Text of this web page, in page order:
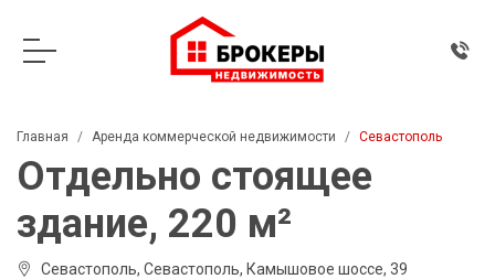
Главная Аренда коммерческой недвижимости Севастополь
Отдельно стоящее
здание, 220 м²
Севастополь, Севастополь, Камышовое шоссе, 39